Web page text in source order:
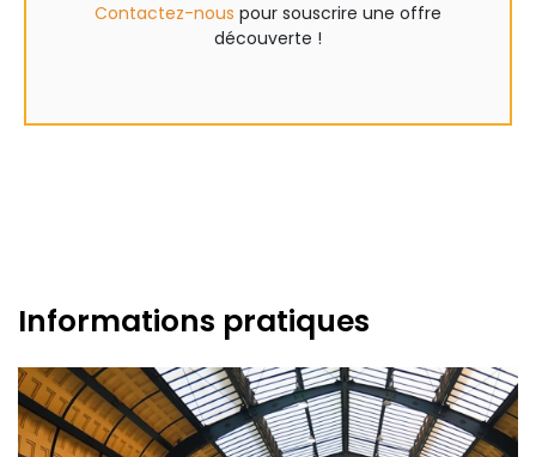
Contactez-nous pour souscrire une offre
découverte !
Informations pratiques